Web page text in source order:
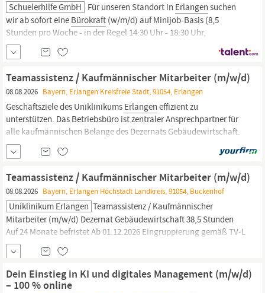
Schuelerhilfe GmbH Für unseren Standort in Erlangen suchen
wir ab sofort eine Bürokraft (w/m/d) auf Minijob-Basis (8,5
Stunden pro Woche - in der Regel 14:30 Uhr - 18:30 Uhr,
Möglichkeit von Mehrstunden in Vertretungszeiten, unbefristet).
Folgendes steht auf Ihrem Stundenplan Sie verantworten die
und Unterrichtsorganisation in...
Teamassistenz / Kaufmännischer Mitarbeiter (m/w/d)
08.08.2026 Bayern, Erlangen Kreisfreie Stadt, 91054, Erlangen
Geschäftsziele des Uniklinikums Erlangen effizient zu
unterstützen. Das Betriebsbüro ist zentraler Ansprechpartner für
alle kaufmännischen Belange des Dezernats Gebäudewirtschaft.
In unserem Funktionsbereich kümmern sich sechs Mitarbeitende
mit moderner und zeitgemäßer
Teamassistenz / Kaufmännischer Mitarbeiter (m/w/d)
08.08.2026 Bayern, Erlangen Höchstadt Landkreis, 91054, Buckenhof
Uniklinikum Erlangen Teamassistenz / Kaufmännischer
Mitarbeiter (m/w/d) Dezernat Gebäudewirtschaft 38,5 Stunden
Auf 24 Monate befristet Ab 01.12.2026 Eingruppierung gemäß TV-L
Bewerbungsfrist: 04.09.2026 Uniklinikum
Gebäudewirtschaft Funktionsbereich Betriebsbüro Nadine Moore
Postfach 91012
Erlangen
Ansprechperson bei Fragen Jessica
Mayer...
Dein Einstieg in KI und digitales Management (m/w/d)
– 100 % online